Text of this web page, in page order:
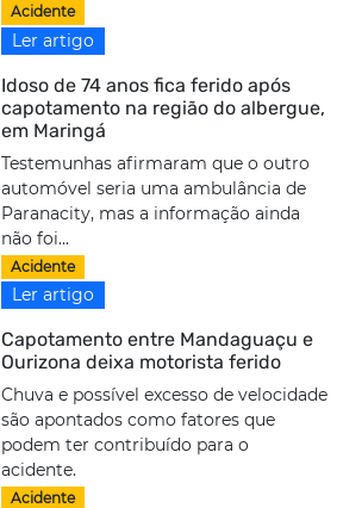
Acidente
Ler artigo
Idoso de 74 anos fica ferido após
capotamento na região do albergue,
em Maringá
Testemunhas afirmaram que o outro
automóvel seria uma ambulância de
Paranacity, mas a informação ainda
não foi...
Acidente
Ler artigo
Capotamento entre Mandaguaçu e
Ourizona deixa motorista ferido
Chuva e possível excesso de velocidade
são apontados como fatores que
podem ter contribuído para o
acidente.
Acidente